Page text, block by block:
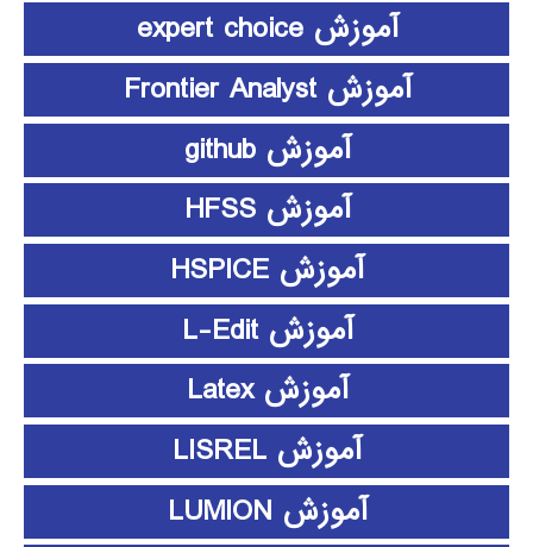
آموزش expert choice
آموزش Frontier Analyst
آموزش github
آموزش HFSS
آموزش HSPICE
آموزش L-Edit
آموزش Latex
آموزش LISREL
آموزش LUMION